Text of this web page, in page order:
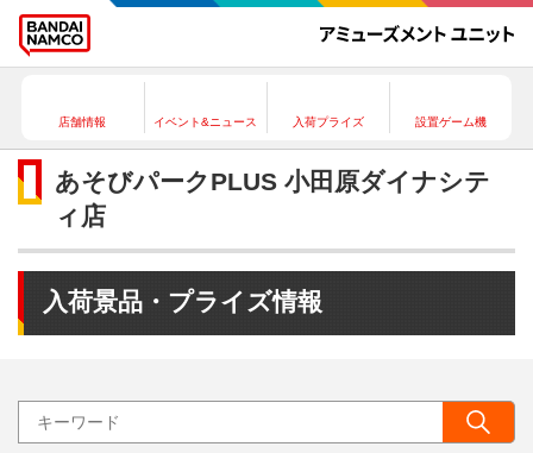
店舗情報 イベント&ニュース 入荷プライズ 設置ゲーム機
あそびパークPLUS 小田原ダイナシテ
ィ店
入荷景品・プライズ情報